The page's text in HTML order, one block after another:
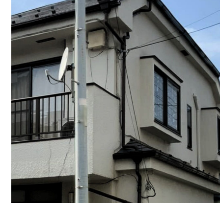
mail お問い合わせ
コンナニ ハヤイ
0120-572-881
Follow Us